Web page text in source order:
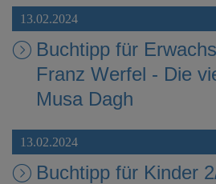
13.02.2024
Buchtipp für
Franz Werfel - Die
Musa Dagh
13.02.2024
Buchtipp für Kinder